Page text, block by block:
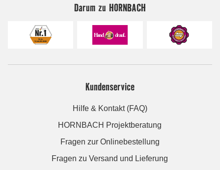
Darum zu HORNBACH
Kundenservice
Hilfe & Kontakt (FAQ)
HORNBACH Projektberatung
Fragen zur Onlinebestellung
Fragen zu Versand und Lieferung